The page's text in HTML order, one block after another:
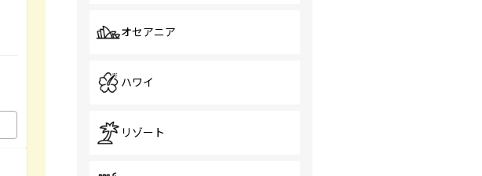
オセアニア
ハワイ
リゾート